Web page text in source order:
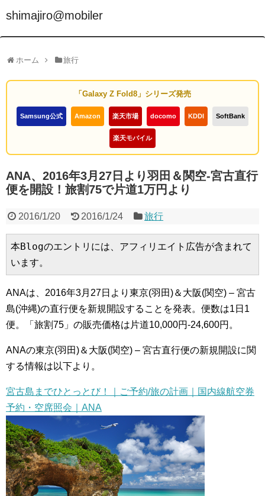
shimajiro@mobiler
ホーム 旅行
「Galaxy Z Fold8」シリーズ発売
Samsung公式 Amazon 楽天市場 docomo KDDI SoftBank
楽天モバイル
ANA、2016年3月27日より羽田＆関空-宮古直行
便を開設！旅割75で片道1万円より
2016/1/20 2016/1/24 旅行
本Blogのエントリには、アフィリエイト広告が含まれて
います。
ANAは、2016年3月27日より東京(羽田)＆大阪(関空) – 宮古
島(沖縄)の直行便を新規開設することを発表。便数は1日1
便。「旅割75」の販売価格は片道10,000円-24,600円。
ANAの東京(羽田)＆大阪(関空) – 宮古直行便の新規開設に関
する情報は以下より。
宮古島までひとっとび！｜ご予約/旅の計画｜国内線航空券
予約・空席照会｜ANA